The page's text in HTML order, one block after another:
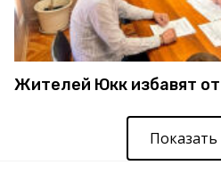
Жителей Юкк избавят